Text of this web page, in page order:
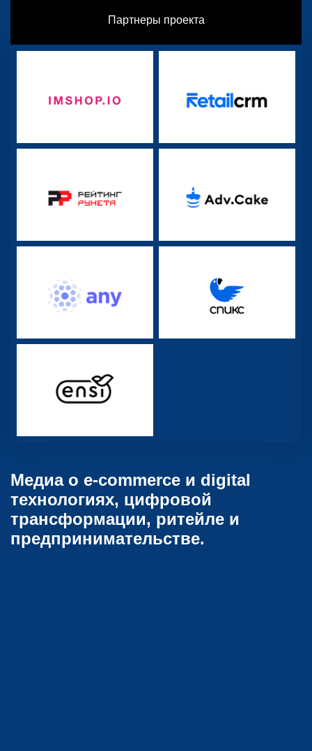
Партнеры проекта
Медиа о e-commerce и digital
технологиях, цифровой
трансформации, ритейле и
предпринимательстве.